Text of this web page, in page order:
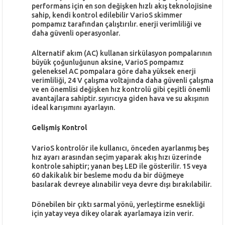
performans için en son değişken hızlı akış teknolojisine
sahip, kendi kontrol edilebilir VarioS skimmer
pompamız tarafından çalıştırılır. enerji verimliliği ve
daha güvenli operasyonlar.
Alternatif akım (AC) kullanan sirkülasyon pompalarının
büyük çoğunluğunun aksine, VarioS pompamız
geleneksel AC pompalara göre daha yüksek enerji
verimliliği, 24 V çalışma voltajında ​​daha güvenli çalışma
ve en önemlisi değişken hız kontrolü gibi çeşitli önemli
avantajlara sahiptir. sıyırıcıya giden hava ve su akışının
ideal karışımını ayarlayın.
Gelişmiş Kontrol
VarioS kontrolör ile kullanıcı, önceden ayarlanmış beş
hız ayarı arasından seçim yaparak akış hızı üzerinde
kontrole sahiptir; yanan beş LED ile gösterilir. 15 veya
60 dakikalık bir besleme modu da bir düğmeye
basılarak devreye alınabilir veya devre dışı bırakılabilir.
Dönebilen bir çıktı sarmal yönü, yerleştirme esnekliği
için yatay veya dikey olarak ayarlamaya izin verir.